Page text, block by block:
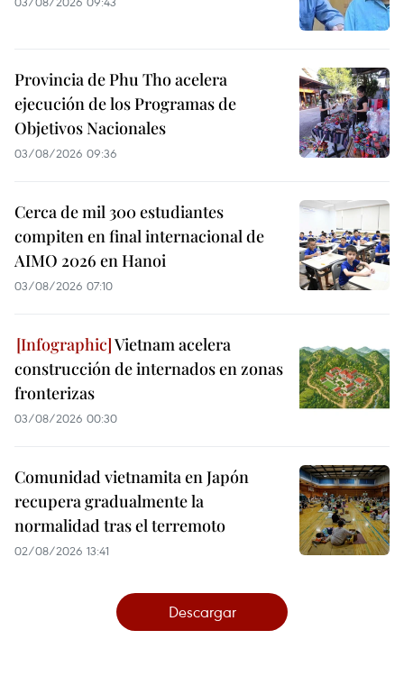
Provincia de Phu Tho acelera
ejecución de los Programas de
Objetivos Nacionales
03/08/2026 09:36
Cerca de mil 300 estudiantes
compiten en final internacional de
AIMO 2026 en Hanoi
03/08/2026 07:10
Vietnam acelera
construcción de internados en zonas
fronterizas
03/08/2026 00:30
Comunidad vietnamita en Japón
recupera gradualmente la
normalidad tras el terremoto
02/08/2026 13:41
Descargar